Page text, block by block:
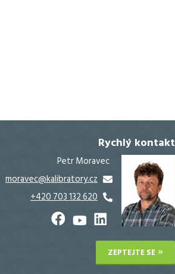
Rychlý kontakt
Petr Moravec
moravec@kalibratory.cz
+420 703 132 620
ZEPTEJTE SE